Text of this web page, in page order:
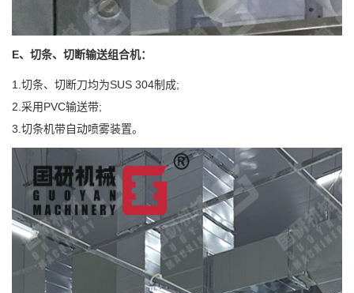
E、切条、切断输送组合机：
1.切条、切断刀均为SUS 304制成;
2.采用PVC输送带;
3.切条机带自动喷雾装置。